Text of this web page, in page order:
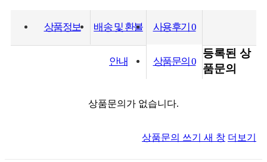
상품정보 배송 및 환불
안내
사용후기 0
상품문의 0
등록된 상
품문의
상품문의가 없습니다.
상품문의 쓰기 새 창 더보기